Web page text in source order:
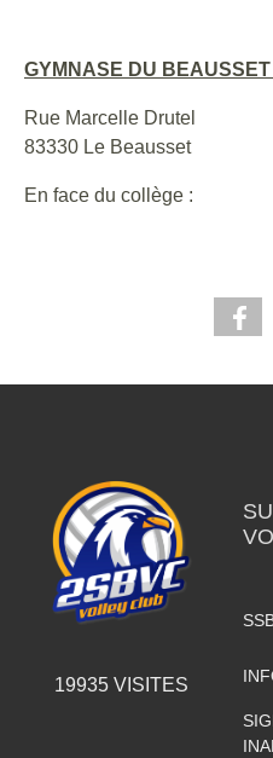
GYMNASE DU BEAUSSET
Rue Marcelle Drutel
83330 Le Beausset
En face du collège :
19935VISITES